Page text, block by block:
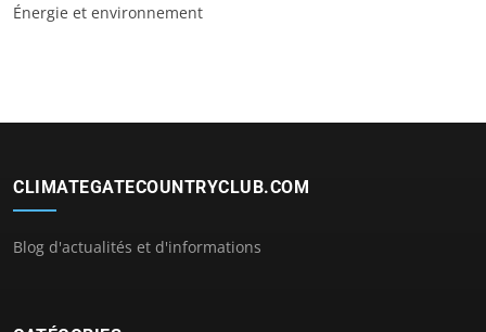
Énergie et environnement
CLIMATEGATECOUNTRYCLUB.COM
Blog d'actualités et d'informations